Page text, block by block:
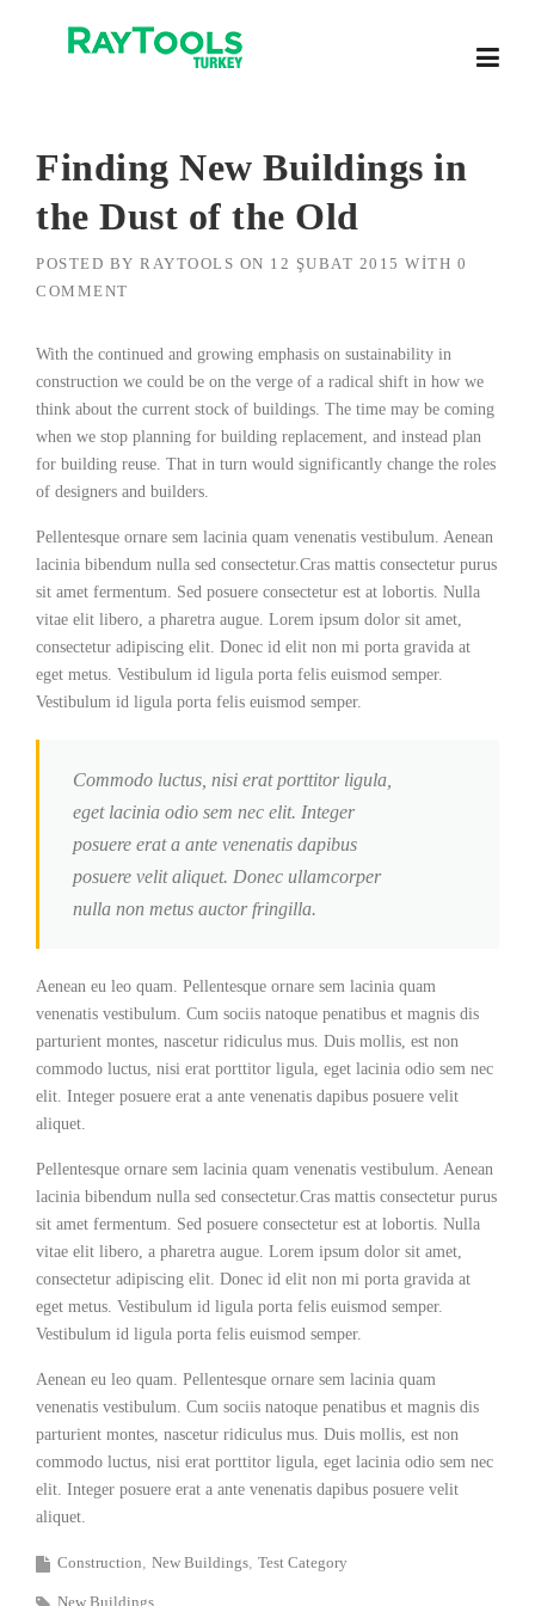
Finding New Buildings in
the Dust of the Old
POSTED BY RAYTOOLS ON 12 ŞUBAT 2015 WITH 0
COMMENT
With the continued and growing emphasis on sustainability in
construction we could be on the verge of a radical shift in how we
think about the current stock of buildings. The time may be coming
when we stop planning for building replacement, and instead plan
for building reuse. That in turn would significantly change the roles
of designers and builders.
Pellentesque ornare sem lacinia quam venenatis vestibulum. Aenean
lacinia bibendum nulla sed consectetur.Cras mattis consectetur purus
sit amet fermentum. Sed posuere consectetur est at lobortis. Nulla
vitae elit libero, a pharetra augue. Lorem ipsum dolor sit amet,
consectetur adipiscing elit. Donec id elit non mi porta gravida at
eget metus. Vestibulum id ligula porta felis euismod semper.
Vestibulum id ligula porta felis euismod semper.
Commodo luctus, nisi erat porttitor ligula,
eget lacinia odio sem nec elit. Integer
posuere erat a ante venenatis dapibus
posuere velit aliquet. Donec ullamcorper
nulla non metus auctor fringilla.
Aenean eu leo quam. Pellentesque ornare sem lacinia quam
venenatis vestibulum. Cum sociis natoque penatibus et magnis dis
parturient montes, nascetur ridiculus mus. Duis mollis, est non
commodo luctus, nisi erat porttitor ligula, eget lacinia odio sem nec
elit. Integer posuere erat a ante venenatis dapibus posuere velit
aliquet.
Pellentesque ornare sem lacinia quam venenatis vestibulum. Aenean
lacinia bibendum nulla sed consectetur.Cras mattis consectetur purus
sit amet fermentum. Sed posuere consectetur est at lobortis. Nulla
vitae elit libero, a pharetra augue. Lorem ipsum dolor sit amet,
consectetur adipiscing elit. Donec id elit non mi porta gravida at
eget metus. Vestibulum id ligula porta felis euismod semper.
Vestibulum id ligula porta felis euismod semper.
Aenean eu leo quam. Pellentesque ornare sem lacinia quam
venenatis vestibulum. Cum sociis natoque penatibus et magnis dis
parturient montes, nascetur ridiculus mus. Duis mollis, est non
commodo luctus, nisi erat porttitor ligula, eget lacinia odio sem nec
elit. Integer posuere erat a ante venenatis dapibus posuere velit
aliquet.
Construction New Buildings Test Category
New Buildings